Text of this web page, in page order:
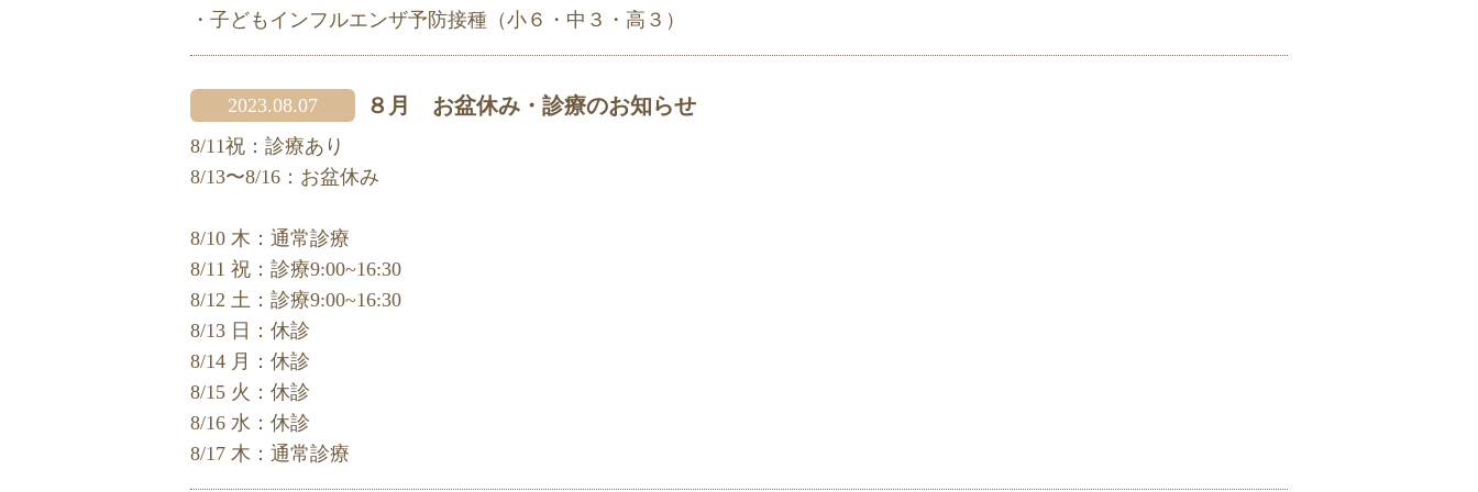
・子どもインフルエンザ予防接種（小６・中３・高３）
2023.08.07 ８月 お盆休み・診療のお知らせ
8/11祝：診療あり
8/13〜8/16：お盆休み
8/10 木：通常診療
8/11 祝：診療9:00~16:30
8/12 土：診療9:00~16:30
8/13 日：休診
8/14 月：休診
8/15 火：休診
8/16 水：休診
8/17 木：通常診療